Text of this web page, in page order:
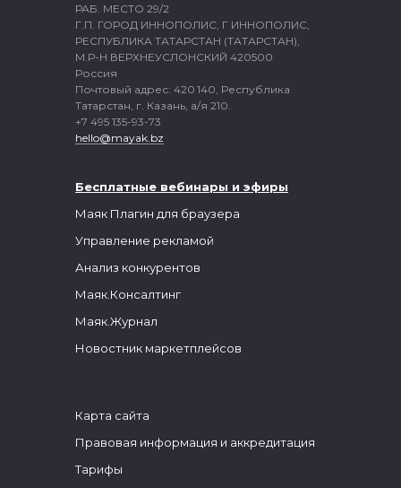
Бесплатные вебинары и эфиры
Маяк Плагин для браузера
Управление рекламой
Анализ конкурентов
Маяк.Консалтинг
Маяк.Журнал
Новостник маркетплейсов
Карта сайта
Правовая информация и аккредитация
Тарифы
РАБ. МЕСТО 29/2
Г.П. ГОРОД ИННОПОЛИС, Г ИННОПОЛИС,
РЕСПУБЛИКА ТАТАРСТАН (ТАТАРСТАН),
М.Р-Н ВЕРХНЕУСЛОНСКИЙ 420500
Россия
Почтовый адрес: 420 140, Республика
Татарстан, г. Казань, а/я 210.
+7 495 135-93-73
hello@mayak.bz